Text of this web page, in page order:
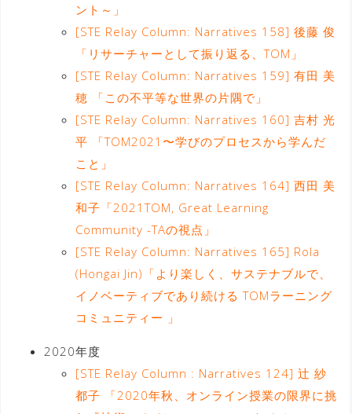
ント～」
[STE Relay Column: Narratives 158] 後藤 俊
「リサーチャーとして振り返る、TOM」
[STE Relay Column: Narratives 159] 有田 美
穂 「この不平等な世界の片隅で」
[STE Relay Column: Narratives 160] 吉村 光
平 「TOM2021〜学びのプロセスから学んだ
こと」
[STE Relay Column: Narratives 164] 西田 美
和子「2021TOM, Great Learning
Community -TAの視点」
[STE Relay Column: Narratives 165] Rola
(Hongai Jin)「より楽しく、サステナブルで、
イノベーティブであり続ける TOMラーニング
コミュニティー 」
2020年度
[STE Relay Column : Narratives 124] 辻 紗
都子 「2020年秋、オンライン授業の限界に挑